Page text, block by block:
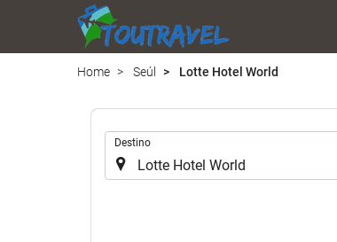
Home Seúl Lotte Hotel World
Destino